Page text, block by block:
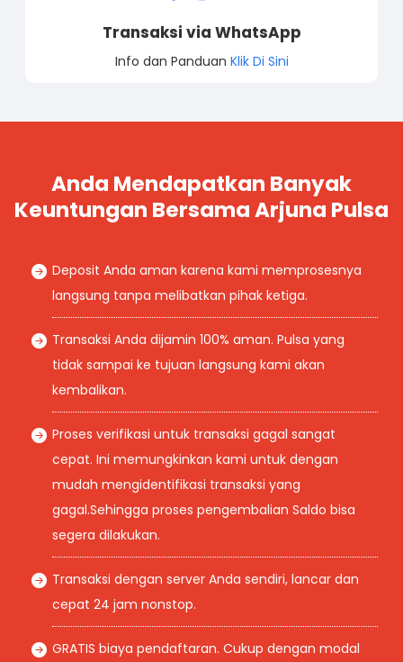
Transaksi via WhatsApp
Info dan Panduan Klik Di Sini
Anda Mendapatkan Banyak
Keuntungan Bersama Arjuna Pulsa
Deposit Anda aman karena kami memprosesnya
langsung tanpa melibatkan pihak ketiga.
Transaksi Anda dijamin 100% aman. Pulsa yang
tidak sampai ke tujuan langsung kami akan
kembalikan.
Proses verifikasi untuk transaksi gagal sangat
cepat. Ini memungkinkan kami untuk dengan
mudah mengidentifikasi transaksi yang
gagal.Sehingga proses pengembalian Saldo bisa
segera dilakukan.
Transaksi dengan server Anda sendiri, lancar dan
cepat 24 jam nonstop.
GRATIS biaya pendaftaran. Cukup dengan modal